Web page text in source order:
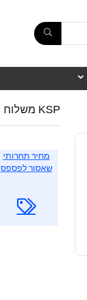
KSP משלוח מהיר בישראל
מחיר תחרותי
שאסור לפספס